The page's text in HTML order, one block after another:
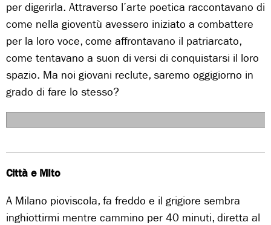
per digerirla. Attraverso l’arte poetica raccontavano di
come nella gioventù avessero iniziato a combattere
per la loro voce, come affrontavano il patriarcato,
come tentavano a suon di versi di conquistarsi il loro
spazio. Ma noi giovani reclute, saremo oggigiorno in
grado di fare lo stesso?
Città e MIto
A Milano pioviscola, fa freddo e il grigiore sembra
inghiottirmi mentre cammino per 40 minuti, diretta al